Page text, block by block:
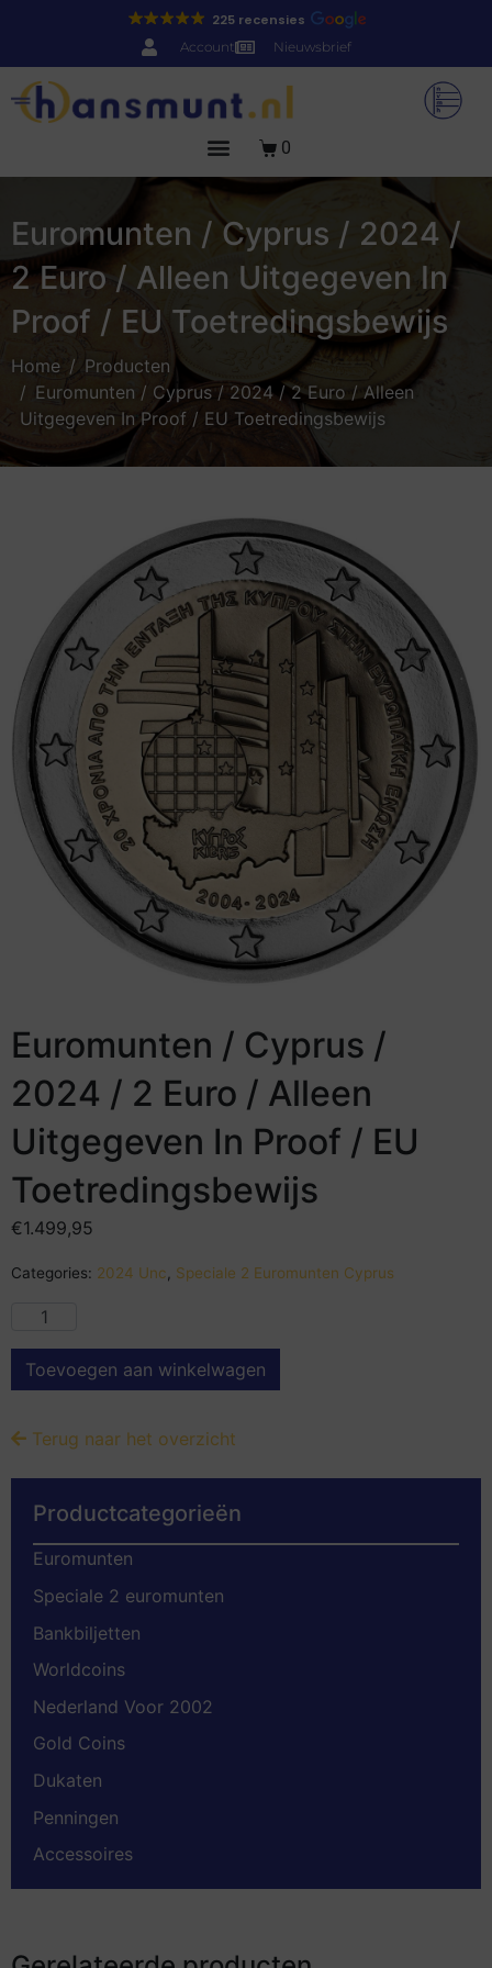
225 recensies
Account Nieuwsbrief
0
Euromunten / Cyprus / 2024 /
2 Euro / Alleen Uitgegeven In
Proof / EU Toetredingsbewijs
Home
Producten
Euromunten / Cyprus / 2024 / 2 Euro / Alleen
Uitgegeven In Proof / EU Toetredingsbewijs
Euromunten / Cyprus /
2024 / 2 Euro / Alleen
Uitgegeven In Proof / EU
Toetredingsbewijs
€1.499,95
Categories: 2024 Unc Speciale 2 Euromunten Cyprus
Toevoegen aan winkelwagen
Terug naar het overzicht
Productcategorieën
Euromunten
Speciale 2 euromunten
Bankbiljetten
Worldcoins
Nederland Voor 2002
Gold Coins
Dukaten
Penningen
Accessoires